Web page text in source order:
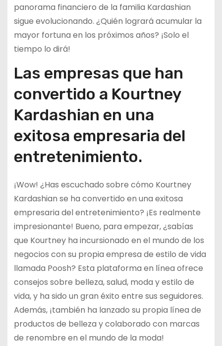
panorama financiero de la familia Kardashian
sigue evolucionando. ¿Quién logrará acumular la
mayor fortuna en los próximos años? ¡Solo el
tiempo lo dirá!
Las empresas que han
convertido a Kourtney
Kardashian en una
exitosa empresaria del
entretenimiento.
¡Wow! ¿Has escuchado sobre cómo Kourtney
Kardashian se ha convertido en una exitosa
empresaria del entretenimiento? ¡Es realmente
impresionante! Bueno, para empezar, ¿sabías
que Kourtney ha incursionado en el mundo de los
negocios con su propia empresa de estilo de vida
llamada Poosh? Esta plataforma en línea ofrece
consejos sobre belleza, salud, moda y estilo de
vida, y ha sido un gran éxito entre sus seguidores.
Además, ¡también ha lanzado su propia línea de
productos de belleza y colaborado con marcas
de renombre en el mundo de la moda!